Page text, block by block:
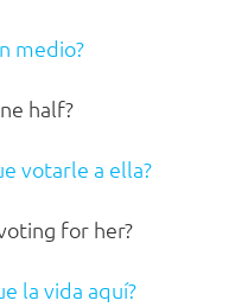
medio?
half?
votarle a ella?
for her?
la vida aquí?